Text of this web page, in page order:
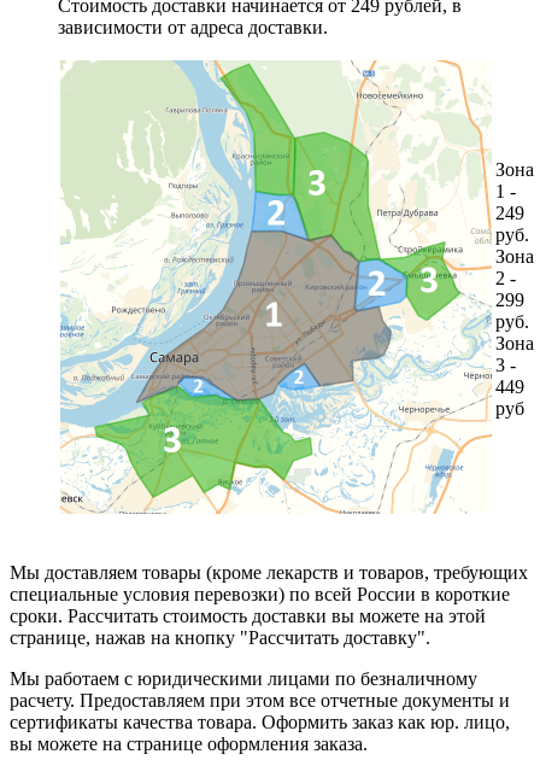
Стоимость доставки начинается от 249 рублей, в
зависимости от адреса доставки.
Зона
1 -
249
руб.
Зона
2 -
299
руб.
Зона
3 -
449
руб
Мы доставляем товары (кроме лекарств и товаров, требующих
специальные условия перевозки) по всей России в короткие
сроки. Рассчитать стоимость доставки вы можете на этой
странице, нажав на кнопку "Рассчитать доставку".
Мы работаем с юридическими лицами по безналичному
расчету. Предоставляем при этом все отчетные документы и
сертификаты качества товара. Оформить заказ как юр. лицо,
вы можете на странице оформления заказа.